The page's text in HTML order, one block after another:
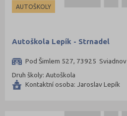
Ústí nad Orlicí (135)
Vyškov (72)
Znojmo (98)
Žďár nad Sázavou (124)
AUTOŠKOLY
Autoškola Lepík - Strnadel
Pod Šimlem 527, 73925 Sviadnov
Druh školy: Autoškola
Kontaktní osoba: Jaroslav Lepík